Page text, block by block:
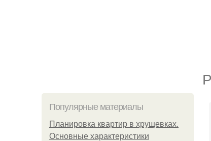
Популярные материалы
Планировка квартир в хрущевках.
Основные характеристики